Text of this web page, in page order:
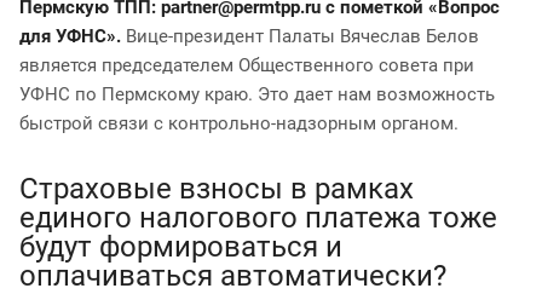
Пермскую ТПП: partner@permtpp.ru с пометкой «Вопрос
для УФНС». Вице-президент Палаты Вячеслав Белов
является председателем Общественного совета при
УФНС по Пермскому краю. Это дает нам возможность
быстрой связи с контрольно-надзорным органом.
Страховые взносы в рамках
единого налогового платежа тоже
будут формироваться и
оплачиваться автоматически?